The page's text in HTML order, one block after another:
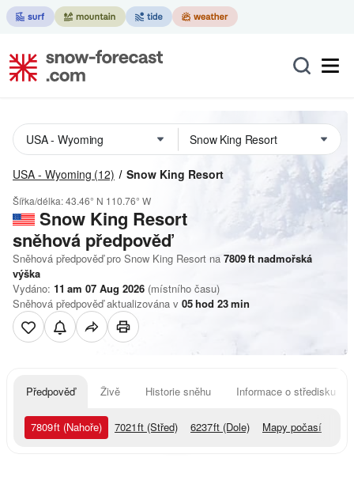
USA - Wyoming (12) Snow King Resort
Šířka/délka:43.46° N 110.76° W
Snow King Resort
sněhová předpověď
Sněhová předpověď pro Snow King Resort na 7809ft nadmořská
výška
Vydáno: 11 am 07 Aug 2026 (místního času)
Sněhová předpověď aktualizována v 05hod 23min
Předpověď Živě Historie sněhu Informace o středisku
7809ft (Nahoře) 7021ft (Střed) 6237ft (Dole) Mapy počasí